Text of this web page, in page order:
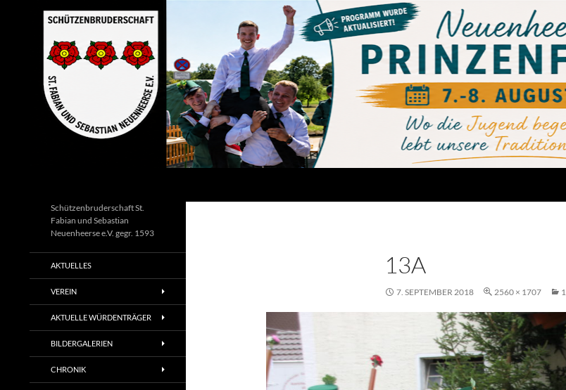
13A
7. SEPTEMBER 2018 2560 × 1707
Schützenbruderschaft St.
Fabian und Sebastian
Neuenheerse e.V. gegr. 1593
AKTUELLES
VEREIN
AKTUELLE WÜRDENTRÄGER
BILDERGALERIEN
CHRONIK